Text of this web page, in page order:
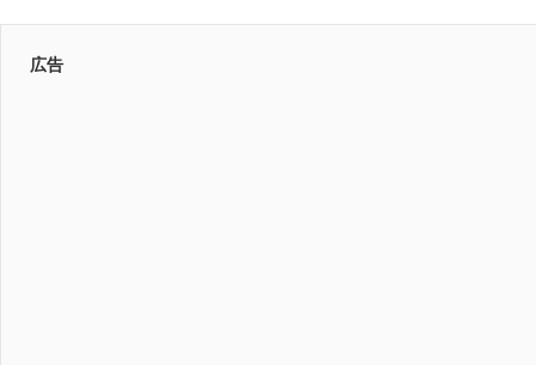
広告